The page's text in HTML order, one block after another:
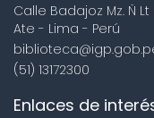
Calle Badajoz Mz. Ñ
Ate - Lima - Perú
(51) 13172300
Enlaces de